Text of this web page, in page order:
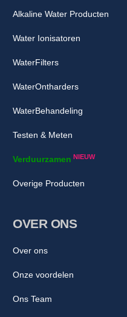
Alkaline Water Producten
Water Ionisatoren
WaterFilters
WaterOntharders
WaterBehandeling
Testen & Meten
Verduurzamen NIEUW
Overige Producten
OVER ONS
Over ons
Onze voordelen
Ons Team